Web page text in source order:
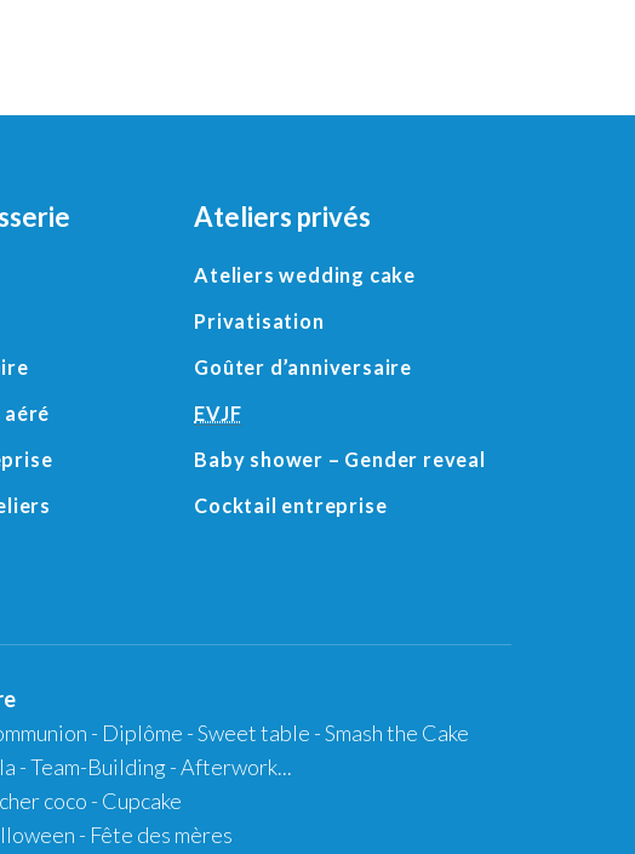
Ateliers privés
Ateliers wedding cake
Privatisation
Goûter d’anniversaire
EVJF
Baby shower – Gender reveal
Cocktail entreprise
- Diplôme -Sweet table -Smash the Cake
- Team-Building - Afterwork...
coco - Cupcake
- Fête des mères